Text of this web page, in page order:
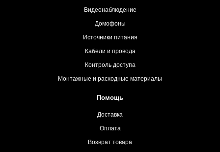
Видеонаблюдение
Домофоны
Источники питания
Кабели и провода
Контроль доступа
Монтажные и расходные материалы
Помощь
Доставка
Оплата
Возврат товара